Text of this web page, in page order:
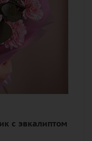
с эвкалиптом